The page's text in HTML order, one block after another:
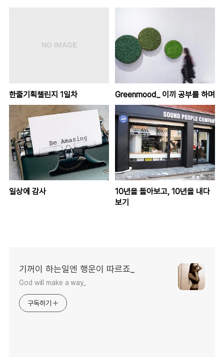
한줄기획챌린지 1일차 Greenmood_ 이끼 공부를 하며
일상에 감사
10년을 돌아보고, 10년을 내다
보기
기꺼이 하는일엔 행운이 따르죠_
God will make a way_
구독하기